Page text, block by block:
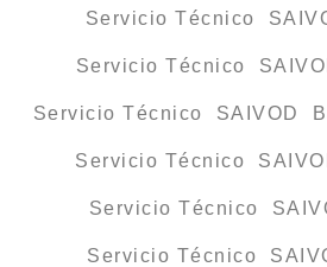
Servicio Técnico
Servicio Técnico
Servicio Técnico SAIVOD
Servicio Técnico
Servicio Técnico
Servicio Técnico